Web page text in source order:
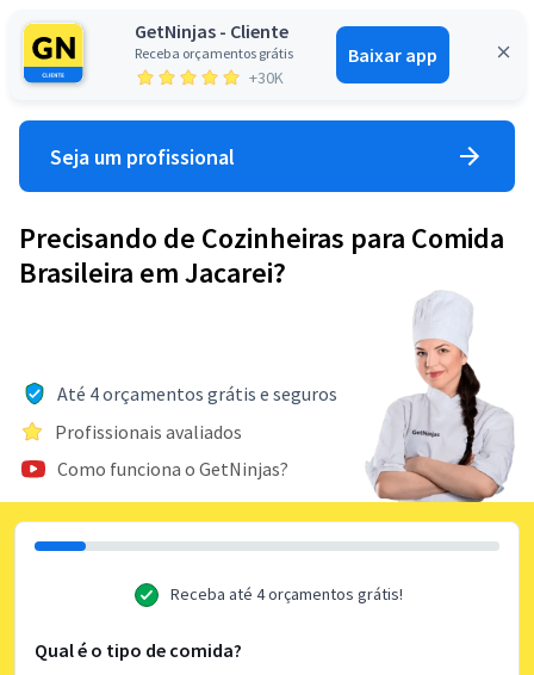
GetNinjas - Cliente
Receba orçamentos grátis
+30K
Baixar app
Entrar
Seja um profissional
Precisando de Cozinheiras para Comida
Brasileira em Jacarei?
Até 4 orçamentos grátis e seguros
Profissionais avaliados
Como funciona o GetNinjas?
Receba até 4 orçamentos grátis!
Qual é o tipo de comida?